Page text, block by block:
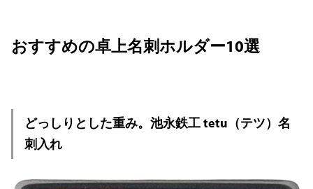
おすすめの卓上名刺ホルダー10選
どっしりとした重み。池永鉄工 tetu（テツ）名
刺入れ